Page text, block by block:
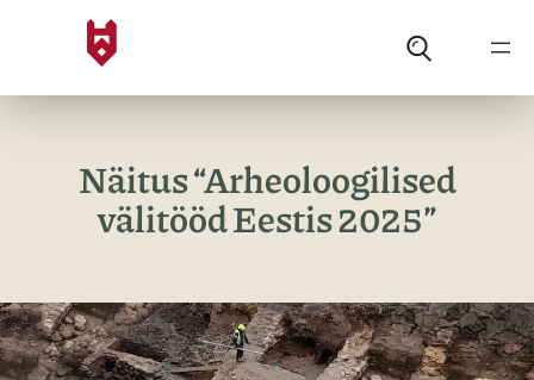
Näitus “Arheoloogilised
välitööd Eestis 2025”